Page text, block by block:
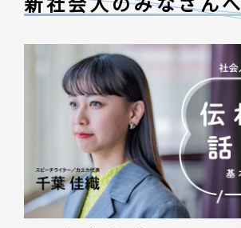
新社会人のみなさんへ